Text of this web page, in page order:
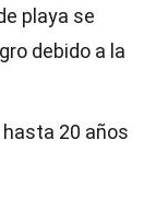
playa se
debido a la
20 años